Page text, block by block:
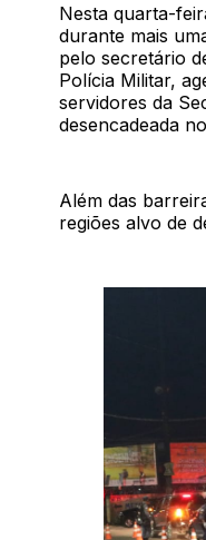
Nesta quarta-
durante mais
pelo secretário
Polícia Militar,
servidores da
desencadeada
Além das
regiões alvo de